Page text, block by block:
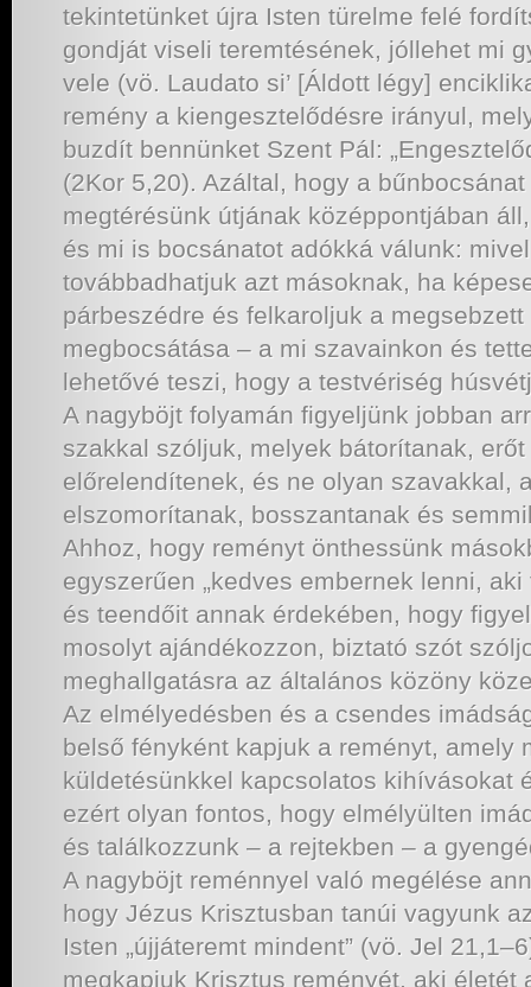
tekintetünket újra Isten türelme felé
gondját viseli teremtésének, jóllehet mi
vele (vö. Laudato si’ [Áldott légy]
remény a kiengesztelődésre irányul,
buzdít bennünket Szent Pál:
(2Kor 5,20). Azáltal, hogy a
megtérésünk útjának középpontjában
és mi is bocsánatot adókká válunk:
továbbadhatjuk azt másoknak, ha
párbeszédre és felkaroljuk a
megbocsátása – a mi szavainkon és
lehetővé teszi, hogy a testvériség
A nagyböjt folyamán figyeljünk jobban
szakkal szóljuk, melyek bátorítanak,
előrelendítenek, és ne olyan szavakkal,
elszomorítanak, bosszantanak és
Ahhoz, hogy reményt önthessünk
egyszerűen „kedves embernek lenni,
és teendőit annak érdekében, hogy
mosolyt ajándékozzon, biztató szót
meghallgatásra az általános közöny
Az elmélyedésben és a csendes
belső fényként kapjuk a reményt, amely
küldetésünkkel kapcsolatos kihívásokat
ezért olyan fontos, hogy elmélyülten
és találkozzunk – a rejtekben – a
A nagyböjt reménnyel való megélése
hogy Jézus Krisztusban tanúi vagyunk
Isten „újjáteremt mindent” (vö. Jel
megkapjuk Krisztus reményét, aki életét